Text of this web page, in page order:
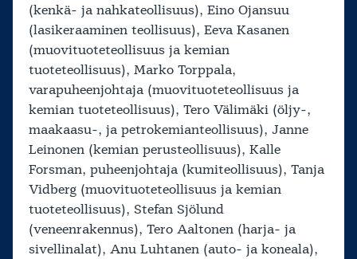
(kenkä- ja nahkateollisuus), Eino Ojansuu
(lasikeraaminen teollisuus), Eeva Kasanen
(muovituoteteollisuus ja kemian
tuoteteollisuus), Marko Torppala,
varapuheenjohtaja (muovituoteteollisuus ja
kemian tuoteteollisuus), Tero Välimäki (öljy-,
maakaasu-, ja petrokemianteollisuus), Janne
Leinonen (kemian perusteollisuus), Kalle
Forsman, puheenjohtaja (kumiteollisuus), Tanja
Vidberg (muovituoteteollisuus ja kemian
tuoteteollisuus), Stefan Sjölund
(veneenrakennus), Tero Aaltonen (harja- ja
sivellinalat), Anu Luhtanen (auto- ja koneala),